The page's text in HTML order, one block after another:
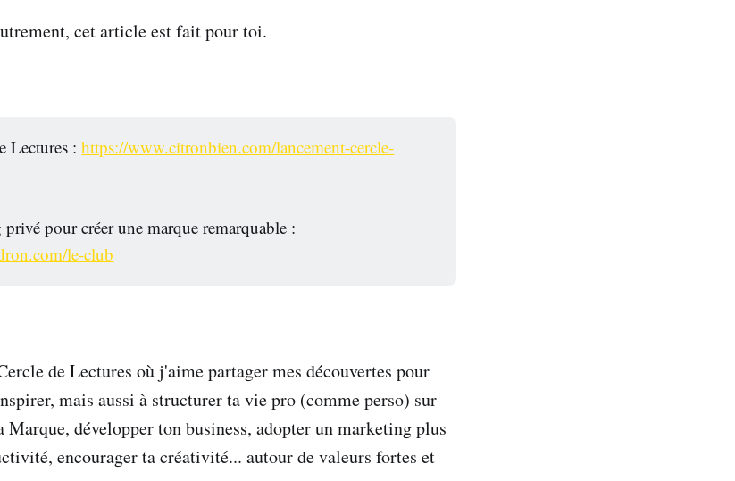
cet article est fait pour toi.
Lectures :https://www.citronbien.com/lancement-cercle-
pour créer une marque remarquable :
le-club
de Lectures où j'aime partager mes découvertes pour
mais aussi à structurer ta vie pro (comme perso) sur
Marque, développer ton business, adopter un marketing plus
encourager ta créativité... autour de valeurs fortes et